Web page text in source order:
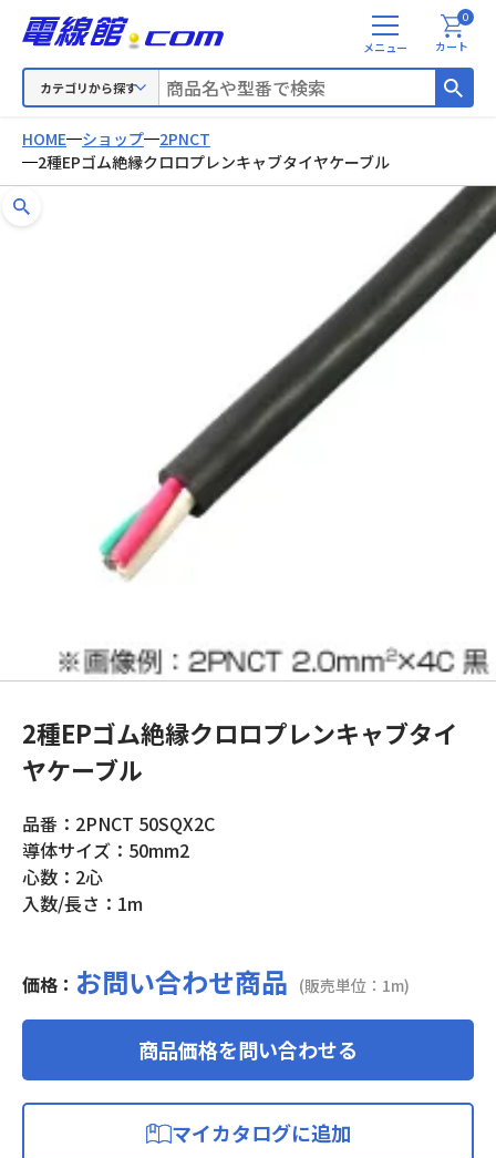
カテゴリから探す
メ
ニ
カート
0
HOME ショップ
2PNCT
2種EPゴム絶縁クロロプレンキャブタイヤケーブル
2種EPゴム絶縁クロロプレンキャブタイ
ヤケーブル
品番：2PNCT 50SQX2C
導体サイズ：50mm2
心数：2心
入数/長さ：1m
価格： お問い合わせ商品 (販売単位：1m)
商品価格を問い合わせる
マイカタログに追加